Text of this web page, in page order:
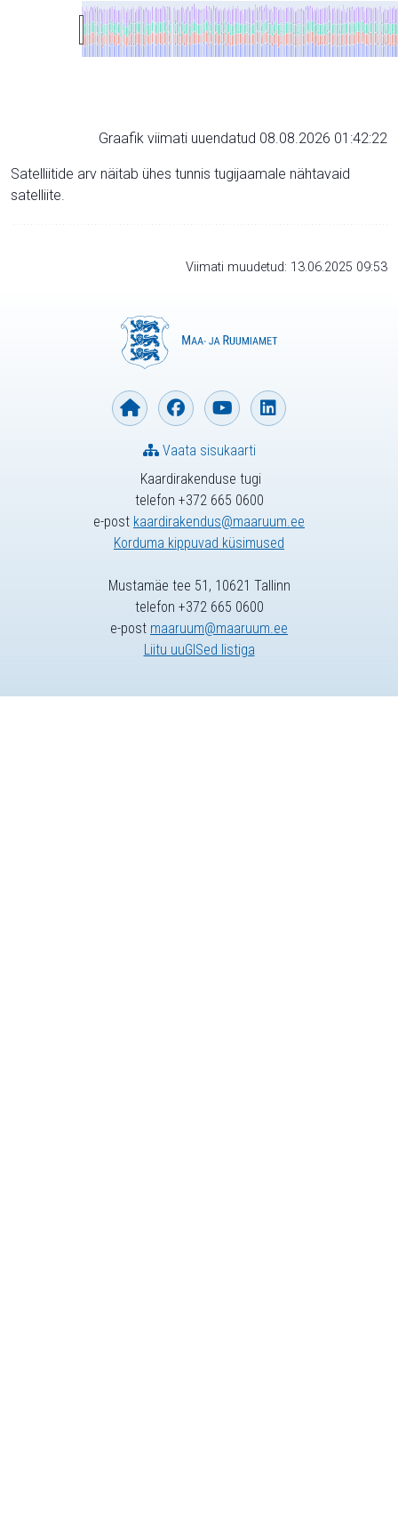
Graafik viimati uuendatud 08.08.2026 01:42:22
Satelliitide arv näitab ühes tunnis tugijaamale nähtavaid
satelliite.
Viimati muudetud: 13.06.2025 09:53
Kaardirakenduse tugi
telefon +372 665 0600
e-post kaardirakendus@maaruum.ee
Korduma kippuvad küsimused
Vaata sisukaarti
Mustamäe tee 51, 10621 Tallinn
telefon +372 665 0600
e-post maaruum@maaruum.ee
Liitu uuGISed listiga